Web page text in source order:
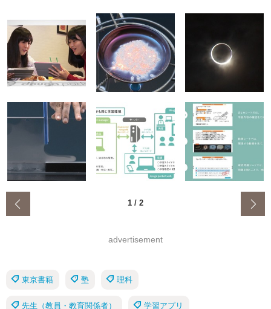
1 / 2
advertisement
東京書籍 塾 理科
先生（教員・教育関係者） 学習アプリ